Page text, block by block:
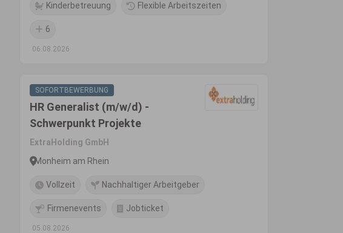
Kinderbetreuung Flexible Arbeitszeiten
6
06.08.2026
SOFORTBEWERBUNG
HR Generalist (m/w/d) -
Schwerpunkt Projekte
ExtraHolding GmbH
Monheim am Rhein
Vollzeit Nachhaltiger Arbeitgeber
Firmenevents Jobticket
05.08.2026